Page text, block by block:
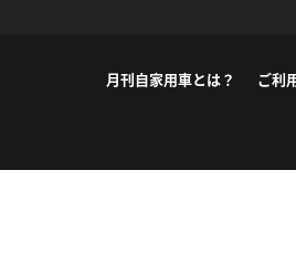
月刊自家用車とは？ ご利